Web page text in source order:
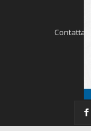
Contattaci: